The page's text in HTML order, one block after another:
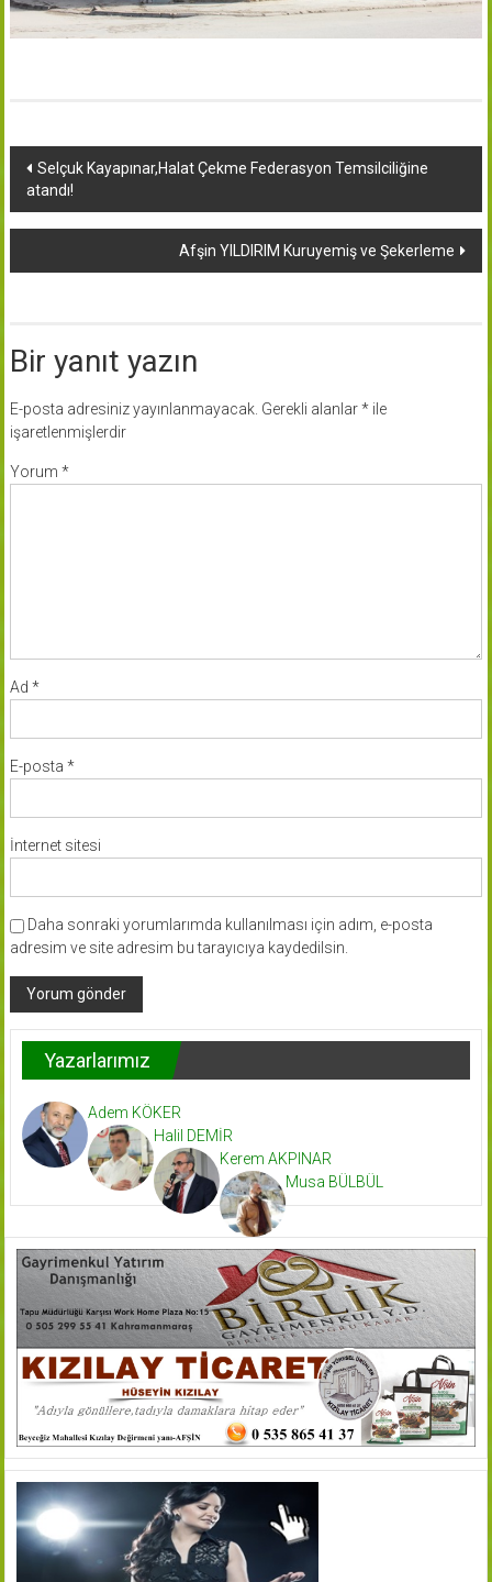
Yazı
dolaşımı
Selçuk Kayapınar,Halat Çekme Federasyon Temsilciliğine
atandı!
Afşin YILDIRIM Kuruyemiş ve Şekerleme
Bir yanıt yazın
E-posta adresiniz yayınlanmayacak. Gerekli alanlar*ile
işaretlenmişlerdir
Yorum *
Ad *
E-posta *
İnternet sitesi
Daha sonraki yorumlarımda kullanılması için adım, e-posta
adresim ve site adresim bu tarayıcıya kaydedilsin.
Yazarlarımız
Adem KÖKER
Halil DEMİR
Kerem AKPINAR
Musa BÜLBÜL